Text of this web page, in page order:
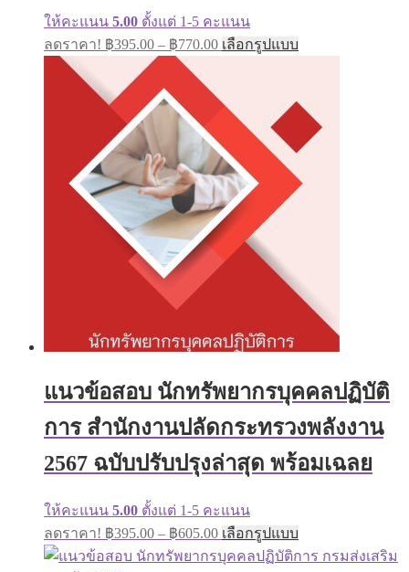
ให้คะแนน 5.00 ตั้งแต่ 1-5 คะแนน
ลดราคา! ฿395.00 – ฿770.00Price
range:
through
฿770.00
เลือกรูปแบบ
product
variants.
The
options
may
chosen
แนวข้อสอบ นักทรัพยากรบุคคลปฏิบัติ
การ สำนักงานปลัดกระทรวงพลังงาน
2567 ฉบับปรับปรุงล่าสุด พร้อมเฉลย
ให้คะแนน 5.00 ตั้งแต่ 1-5 คะแนน
ลดราคา! ฿395.00 – ฿605.00Price
range:
฿395.00
เลือกรูปแบบ
product
has